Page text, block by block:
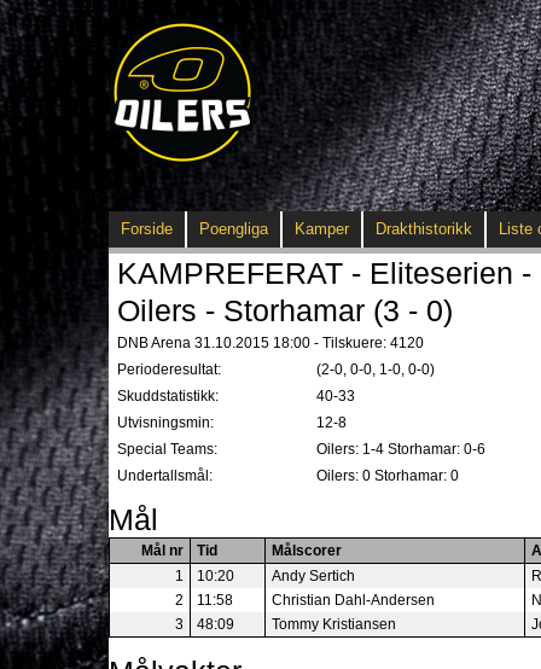
Forside Poengliga Kamper Drakthistorikk Liste
KAMPREFERAT - Eliteserien -
Oilers - Storhamar (3 - 0)
DNB Arena 31.10.2015 18:00 - Tilskuere: 4120
Perioderesultat:
(2-0, 0-0, 1-0, 0-0)
Skuddstatistikk:
40-33
Utvisningsmin:
12-8
Special Teams:
Oilers: 1-4 Storhamar: 0-6
Undertallsmål:
Oilers: 0 Storhamar: 0
Mål
Mål nr Tid Målscorer
1
10:20 Andy Sertich
2
11:58 Christian Dahl-Andersen
3
48:09 Tommy Kristiansen